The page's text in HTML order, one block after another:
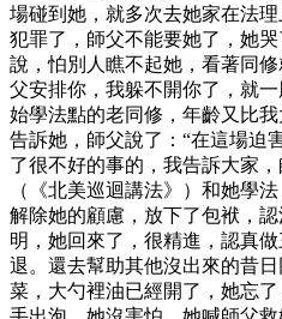
場碰到她，就多次去她家在法
犯罪了，師父不能要她了，她
說，怕別人瞧不起她，看著同
父安排你，我躲不開你了，就
始學法點的老同修，年齡又比
告訴她，師父說了：“在這場迫
了很不好的事的，我告訴大家
（《北美巡迴講法》）和她學
解除她的顧慮，放下了包袱，
明，她回來了，很精進，認真
退。還去幫助其他沒出來的昔
菜，大勺裡油已經開了，她忘